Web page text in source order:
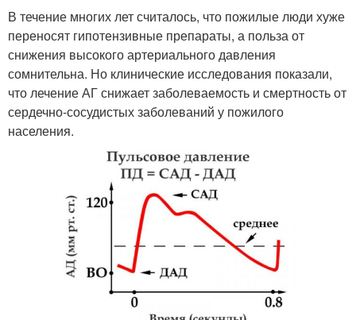
В течение многих лет считалось, что пожилые люди хуже
переносят гипотензивные препараты, а польза от
снижения высокого артериального давления
сомнительна. Но клинические исследования показали,
что лечение АГ снижает заболеваемость и смертность от
сердечно-сосудистых заболеваний у пожилого
населения.